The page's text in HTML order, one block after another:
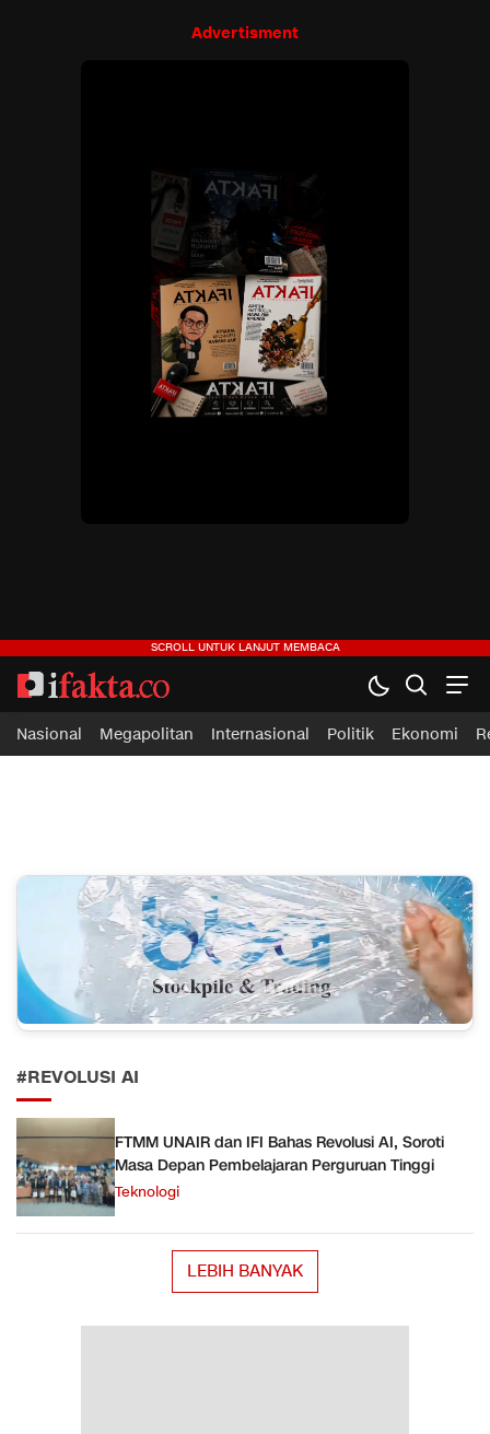
Advertisment
ifakta.co
#pastibenar
Nasional Megapolitan Internasional Politik Ekonomi
#REVOLUSI AI
FTMM UNAIR dan IFI Bahas Revolusi AI, Soroti
Masa Depan Pembelajaran Perguruan Tinggi
Teknologi
LEBIH BANYAK